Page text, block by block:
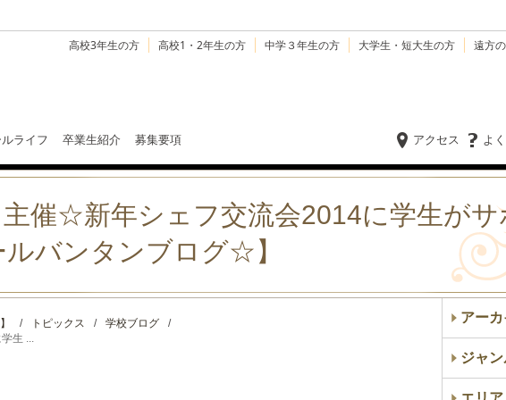
高校3年生の方 高校1・2年生の方 中学３年生の方 大学生・短大生の方 遠方
ライフ 卒業生紹介 募集要項 よ
アクセス
催☆新年シェフ交流会2014に学生が
バンタンブログ☆】
/ トピックス / 学校ブログ
/
生 ...
アー
ジャ